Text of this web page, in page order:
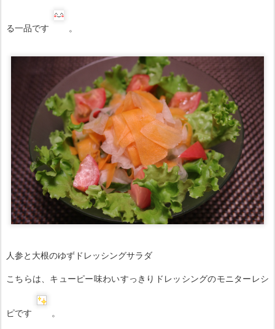
る一品です 。
人参と大根のゆずドレッシングサラダ
こちらは、キューピー味わいすっきりドレッシングのモニターレシ
ピです
。